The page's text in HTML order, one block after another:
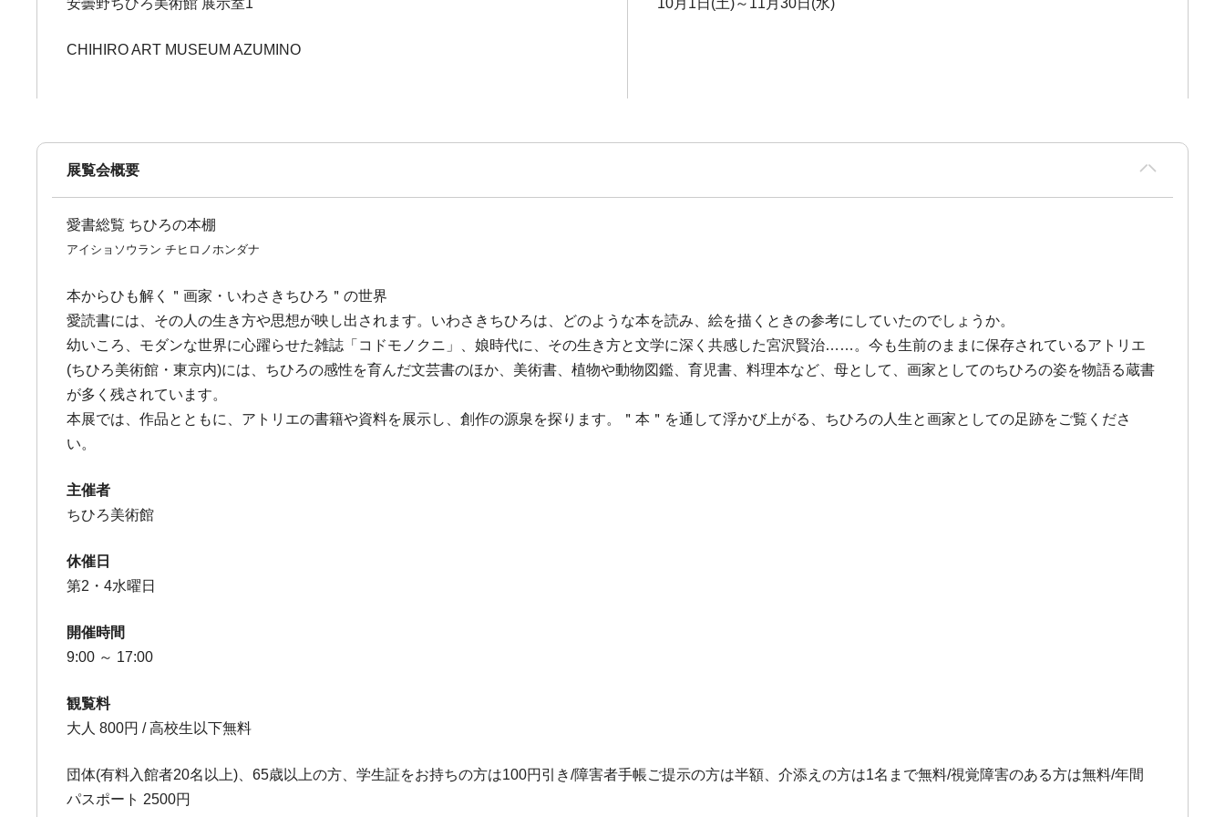
安曇野ちひろ美術館 展示室1
CHIHIRO ART MUSEUM AZUMINO
10月1日(土)～11月30日(水)
展覧会概要
愛書総覧 ちひろの本棚
アイショソウラン チヒロノホンダナ
本からひも解く＂画家・いわさきちひろ＂の世界
愛読書には、その人の生き方や思想が映し出されます。いわさきちひろは、どのような本を読み、絵を描くときの参考にしていたのでしょうか。
幼いころ、モダンな世界に心躍らせた雑誌「コドモノクニ」、娘時代に、その生き方と文学に深く共感した宮沢賢治……。今も生前のままに保存されているアトリエ
(ちひろ美術館・東京内)には、ちひろの感性を育んだ文芸書のほか、美術書、植物や動物図鑑、育児書、料理本など、母として、画家としてのちひろの姿を物語る蔵書
が多く残されています。
本展では、作品とともに、アトリエの書籍や資料を展示し、創作の源泉を探ります。＂本＂を通して浮かび上がる、ちひろの人生と画家としての足跡をご覧くださ
い。
主催者
ちひろ美術館
休催日
第2・4水曜日
開催時間
9:00 ～ 17:00
観覧料
大人 800円 / 高校生以下無料
団体(有料入館者20名以上)、65歳以上の方、学生証をお持ちの方は100円引き/障害者手帳ご提示の方は半額、介添えの方は1名まで無料/視覚障害のある方は無料/年間
パスポート 2500円